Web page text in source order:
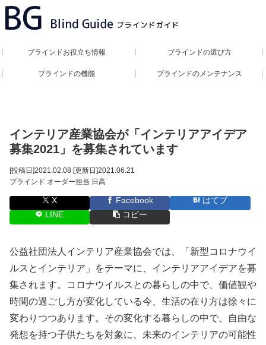
ブラインドお役立ち情報 ブラインドの選び方
ブラインドの機能 ブラインドのメンテナンス
インテリア産業協会が「インテリアアイデア
募集2021」を募集されています
[投稿日]2021.02.08 [更新日]2021.06.21
ブラインド オーダー担当 日高
X Facebook
はてブ
LINE
コピー
公益社団法人インテリア産業協会では、「新型コロナウイ
ルスとインテリア」をテーマに、インテリアアイデアを募
集されます。コロナウイルスとの暮らしの中で、価値観や
時間の過ごし方が変化している今、生活の在り方は徐々に
変わりつつあります。その変化する暮らしの中で、自由な
発想を持つ子供たちを対象に、未来のインテリアの可能性